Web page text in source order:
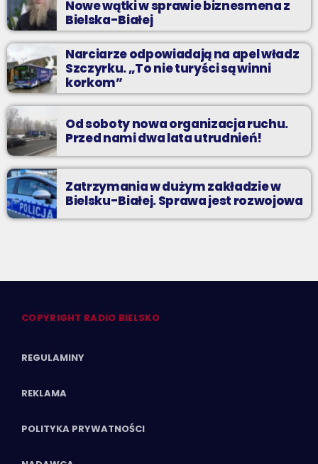
Nowe wątki w sprawie biznesmena z
Bielska-Białej
Narciarze odpowiadają na apel władz
Szczyrku. „To nie turyści są winni
korkom”
Od soboty nowa organizacja ruchu.
Przed nami dwa lata utrudnień!
Zatrzymania w dużym zakładzie w
Bielsku-Białej. Sprawa jest rozwojowa
COPYRIGHT RADIO BIELSKO
REGULAMINY
REKLAMA
POLITYKA PRYWATNOŚCI